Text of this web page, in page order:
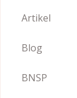
Artikel
Blog
BNSP